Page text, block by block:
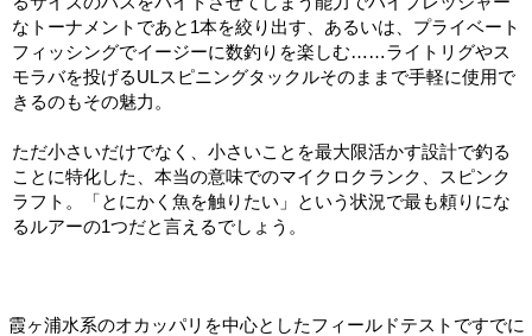
なトーナメントであと1本を絞り出す、あるいは、プライベート
フィッシングでイージーに数釣りを楽しむ……ライトリグやス
モラバを投げるULスピニングタックルそのままで手軽に使用で
きるのもその魅力。
ただ小さいだけでなく、小さいことを最大限活かす設計で釣る
ことに特化した、本当の意味でのマイクロクランク、スピンク
ラフト。「とにかく魚を触りたい」という状況で最も頼りにな
るルアーの1つだと言えるでしょう。
霞ヶ浦水系のオカッパリを中心としたフィールドテストですでに